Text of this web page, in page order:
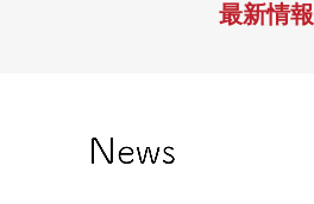
最新情報